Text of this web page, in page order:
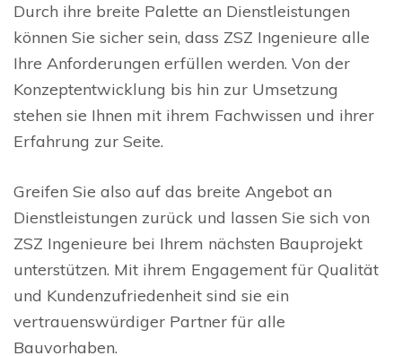
Durch ihre breite Palette an Dienstleistungen
können Sie sicher sein, dass ZSZ Ingenieure alle
Ihre Anforderungen erfüllen werden. Von der
Konzeptentwicklung bis hin zur Umsetzung
stehen sie Ihnen mit ihrem Fachwissen und ihrer
Erfahrung zur Seite.
Greifen Sie also auf das breite Angebot an
Dienstleistungen zurück und lassen Sie sich von
ZSZ Ingenieure bei Ihrem nächsten Bauprojekt
unterstützen. Mit ihrem Engagement für Qualität
und Kundenzufriedenheit sind sie ein
vertrauenswürdiger Partner für alle
Bauvorhaben.